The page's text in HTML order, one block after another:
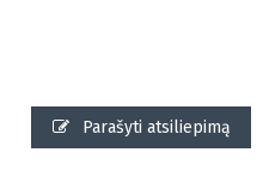
Parašyti atsiliepimą